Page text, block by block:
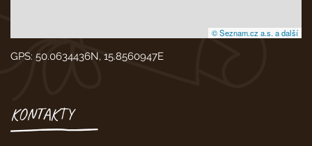
© Seznam.cz a.s. a další
GPS: 50.0634436N, 15.8560947E
KONTAKTY